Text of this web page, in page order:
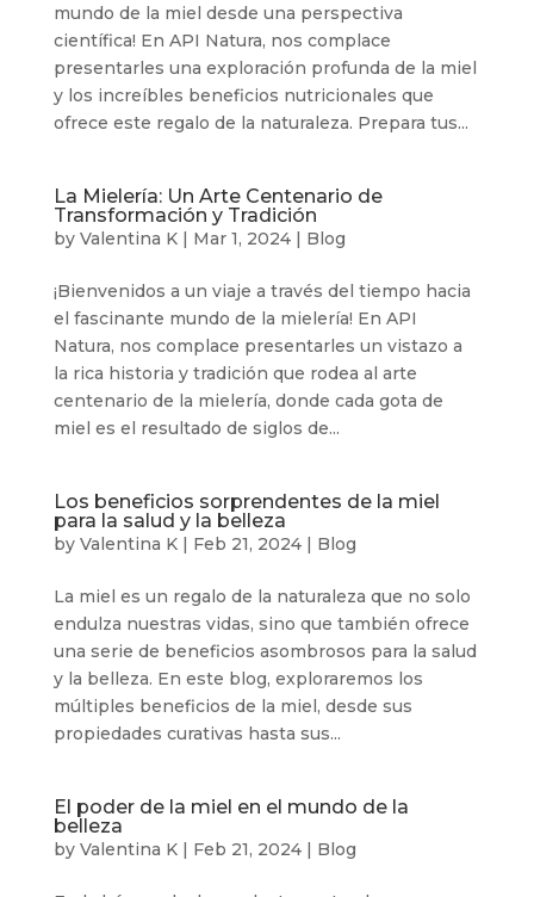
mundo de la miel desde una perspectiva
científica! En API Natura, nos complace
presentarles una exploración profunda de la miel
y los increíbles beneficios nutricionales que
ofrece este regalo de la naturaleza. Prepara tus...
La Mielería: Un Arte Centenario de
Transformación y Tradición
by Valentina K| Mar 1, 2024| Blog
¡Bienvenidos a un viaje a través del tiempo hacia
el fascinante mundo de la mielería! En API
Natura, nos complace presentarles un vistazo a
la rica historia y tradición que rodea al arte
centenario de la mielería, donde cada gota de
miel es el resultado de siglos de...
Los beneficios sorprendentes de la miel
para la salud y la belleza
by Valentina K| Feb 21, 2024| Blog
La miel es un regalo de la naturaleza que no solo
endulza nuestras vidas, sino que también ofrece
una serie de beneficios asombrosos para la salud
y la belleza. En este blog, exploraremos los
múltiples beneficios de la miel, desde sus
propiedades curativas hasta sus...
El poder de la miel en el mundo de la
belleza
by Valentina K| Feb 21, 2024| Blog